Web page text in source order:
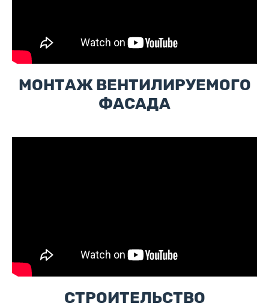
МОНТАЖ ВЕНТИЛИРУЕМОГО
ФАСАДА
СТРОИТЕЛЬСТВО